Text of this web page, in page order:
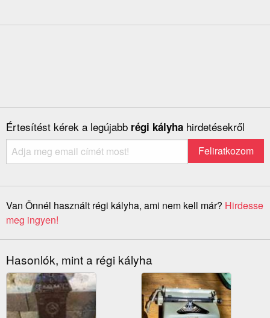
Értesítést kérek a legújabb régi kályha hirdetésekről
Van Önnél használt régi kályha, ami nem kell már? Hirdesse
meg ingyen!
Hasonlók, mint a régi kályha